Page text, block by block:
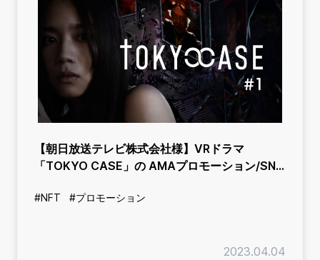
【朝日放送テレビ株式会社様】VRドラマ
「TOKYO CASE」の AMAプロモーション/SNS
#NFT #プロモーション
2023.04.04